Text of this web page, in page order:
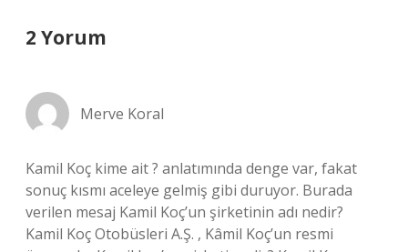
2 Yorum
Merve Koral
Kamil Koç kime ait ? anlatımında denge var, fakat
sonuç kısmı aceleye gelmiş gibi duruyor. Burada
verilen mesaj Kamil Koç’un şirketinin adı nedir?
Kamil Koç Otobüsleri A.Ş. , Kâmil Koç’un resmi